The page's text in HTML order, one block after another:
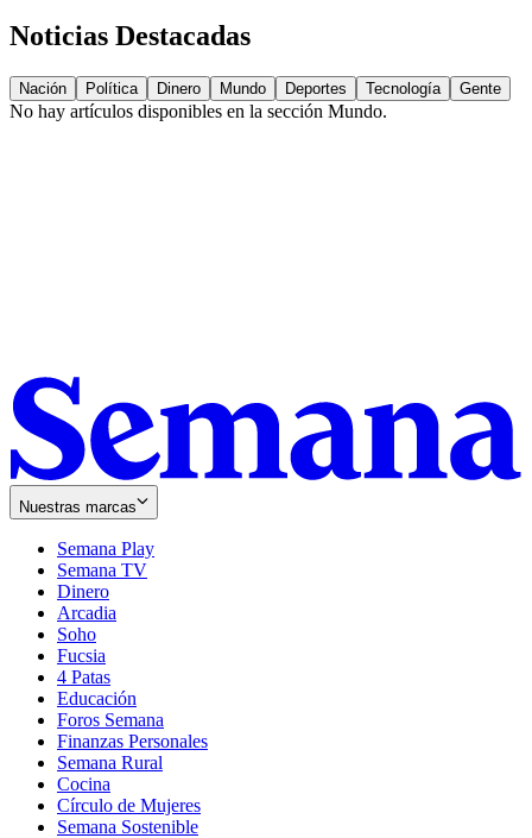
Noticias Destacadas
Nación Política Dinero Mundo Deportes Tecnología Gente
No hay artículos disponibles en la sección Mundo.
Nuestras marcas
Semana Play
Semana TV
Dinero
Arcadia
Soho
in
new
window
Fucsia
in
new
window
4 Patas
Educación
Foros Semana
Finanzas Personales
Semana Rural
Cocina
Círculo de Mujeres
Semana Sostenible